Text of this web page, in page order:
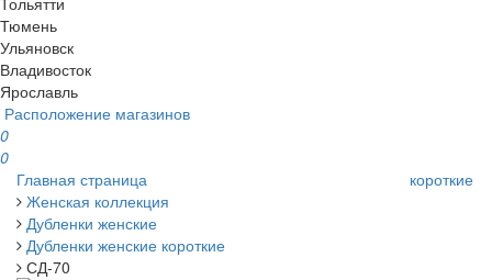
Тюмень
Ульяновск
Владивосток
Ярославль
Расположение магазинов
0
0
Главная страница
Женская коллекция
Дубленки женские
Дубленки женские короткие
СД-70
короткие